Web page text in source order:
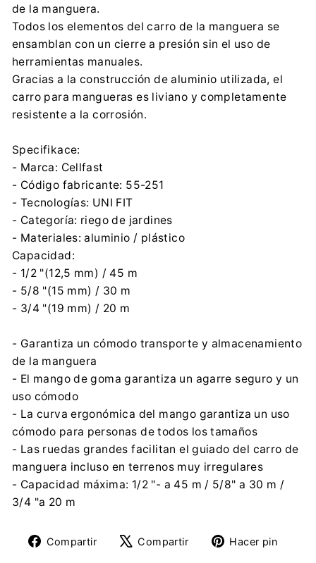
Cell-fast Sp. z o.o.
Grabskiego 31, 37-450 Stalowa Wola
product@cellfast.com.pl
0048 13 43 210 31
de la manguera.
Todos los elementos del carro de la manguera se
ensamblan con un cierre a presión sin el uso de
herramientas manuales.
Gracias a la construcción de aluminio utilizada, el
carro para mangueras es liviano y completamente
resistente a la corrosión.
Specifikace:
- Marca: Cellfast
- Código fabricante: 55-251
- Tecnologías: UNI FIT
- Categoría: riego de jardines
- Materiales: aluminio / plástico
Capacidad:
- 1/2 "(12,5 mm) / 45 m
- 5/8 "(15 mm) / 30 m
- 3/4 "(19 mm) / 20 m
- Garantiza un cómodo transporte y almacenamiento
de la manguera
- El mango de goma garantiza un agarre seguro y un
uso cómodo
- La curva ergonómica del mango garantiza un uso
cómodo para personas de todos los tamaños
- Las ruedas grandes facilitan el guiado del carro de
manguera incluso en terrenos muy irregulares
- Capacidad máxima: 1/2 "- a 45 m / 5/8" a 30 m /
3/4 "a 20 m
Compartir
CompartirCompartir
TuitearHacer pin